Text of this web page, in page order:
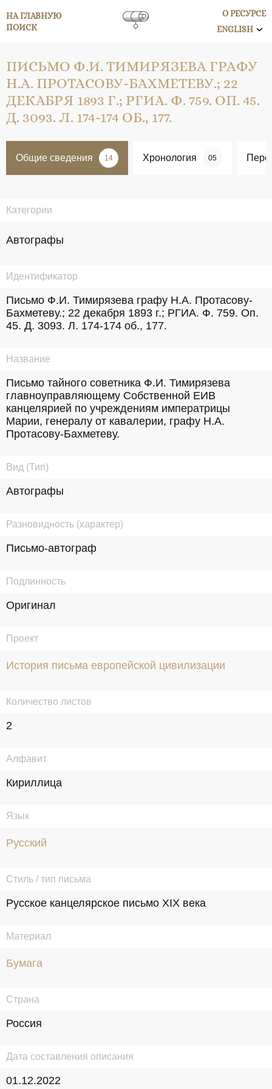
НА ГЛАВНУЮ
ПОИСК
О РЕСУРСЕ
ENGLISH
ПИСЬМО Ф.И. ТИМИРЯЗЕВА ГРАФУ
Н.А. ПРОТАСОВУ-БАХМЕТЕВУ.; 22
ДЕКАБРЯ 1893 Г.; РГИА. Ф. 759. ОП. 45.
Д. 3093. Л. 174-174 ОБ., 177.
Общие сведения 14 Хронология 05
Категории
Автографы
Идентификатор
Письмо Ф.И. Тимирязева графу Н.А. Протасову-
Бахметеву.; 22 декабря 1893 г.; РГИА. Ф. 759. Оп.
45. Д. 3093. Л. 174-174 об., 177.
Название
Письмо тайного советника Ф.И. Тимирязева
главноуправляющему Собственной ЕИВ
канцелярией по учреждениям императрицы
Марии, генералу от кавалерии, графу Н.А.
Протасову-Бахметеву.
Вид (Тип)
Автографы
Разновидность (характер)
Письмо-автограф
Подлинность
Оригинал
Проект
История письма европейской цивилизации
Количество листов
2
Алфавит
Кириллица
Язык
Русский
Стиль / тип письма
Русское канцелярское письмо XIX века
Материал
Бумага
Страна
Россия
Дата составления описания
01.12.2022